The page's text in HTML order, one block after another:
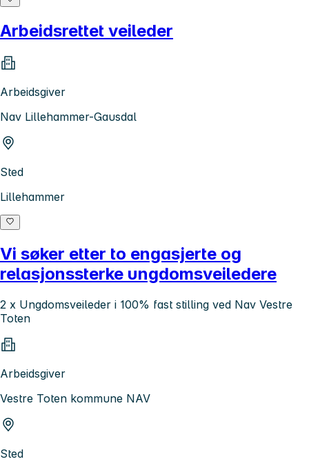
Arbeidsrettet veileder
Arbeidsgiver
Nav Lillehammer-Gausdal
Sted
Lillehammer
Vi søker etter to engasjerte og
relasjonssterke ungdomsveiledere
2 x Ungdomsveileder i 100% fast stilling ved Nav Vestre
Toten
Arbeidsgiver
Vestre Toten kommune NAV
Sted